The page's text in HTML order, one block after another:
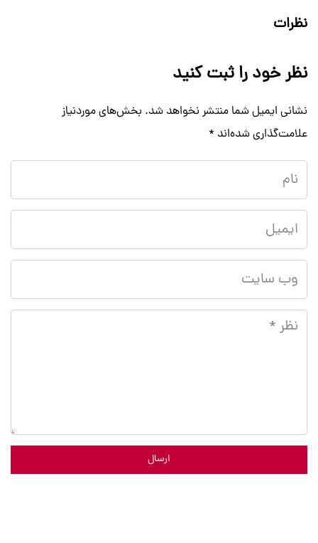
نظرات
نظر خود را ثبت کنید
نشانی ایمیل شما منتشر نخواهد شد. بخش‌های موردنیاز
علامت‌گذاری شده‌اند *
ارسال